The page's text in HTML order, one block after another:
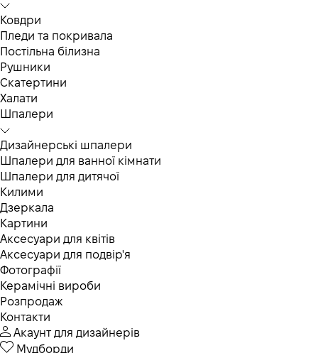
Ковдри
Пледи та покривала
Постільна білизна
Рушники
Скатертини
Халати
Шпалери
Дизайнерські шпалери
Шпалери для ванної кімнати
Шпалери для дитячої
Килими
Дзеркала
Картини
Аксесуари для квітів
Аксесуари для подвір'я
Фотографії
Керамічні вироби
Розпродаж
Контакти
Акаунт для дизайнерів
Мудборди